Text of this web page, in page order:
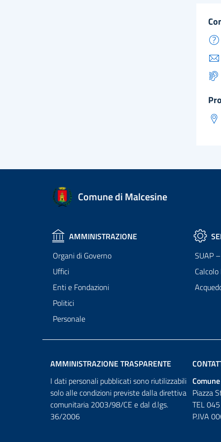
Comune di Malcesine
AMMINISTRAZIONE
Organi di Governo
Uffici
Enti e Fondazioni
Politici
Personale
SUAP
AMMINISTRAZIONE TRASPARENTE
I dati personali pubblicati sono riutilizzabili
solo alle condizioni previste dalla direttiva
comunitaria 2003/98/CE e dal d.lgs.
36/2006
Piazza
TEL
P.IVA